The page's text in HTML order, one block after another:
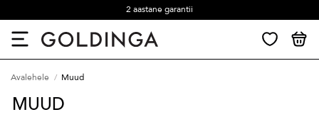
2 aastane garantii
Avalehele Muud
MUUD